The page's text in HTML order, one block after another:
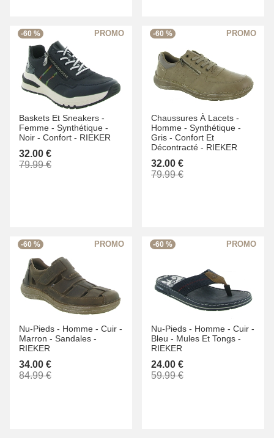
-60 %
Baskets Et Sneakers -
Femme - Synthétique -
Noir - Confort - RIEKER
32.00 €
79.99 €
-60 %
Chaussures À Lacets -
Homme - Synthétique -
Gris - Confort Et
Décontracté - RIEKER
32.00 €
79.99 €
-60 %
Nu-Pieds - Homme - Cuir -
Marron - Sandales -
RIEKER
34.00 €
84.99 €
-60 %
Nu-Pieds - Homme - Cuir -
Bleu - Mules Et Tongs -
RIEKER
24.00 €
59.99 €